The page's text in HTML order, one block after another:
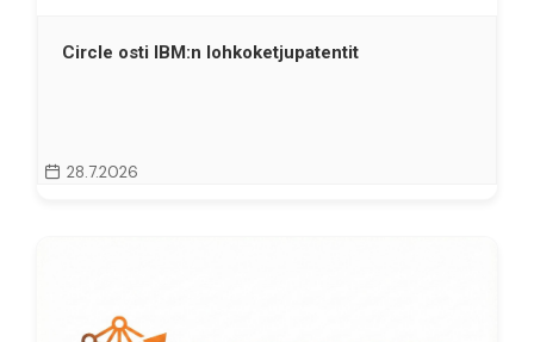
Circle osti IBM:n lohkoketjupatentit
28.7.2026